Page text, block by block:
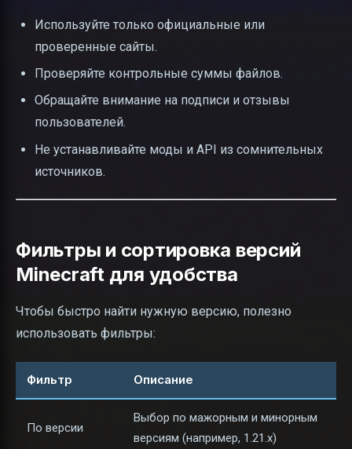
Используйте только официальные или
проверенные сайты.
Проверяйте контрольные суммы файлов.
Обращайте внимание на подписи и отзывы
пользователей.
Не устанавливайте моды и API из сомнительных
источников.
Фильтры и сортировка версий
Minecraft для удобства
Чтобы быстро найти нужную версию, полезно
использовать фильтры:
Фильтр Описание
По версии
Выбор по мажорным и минорным
версиям (например, 1.21.x)